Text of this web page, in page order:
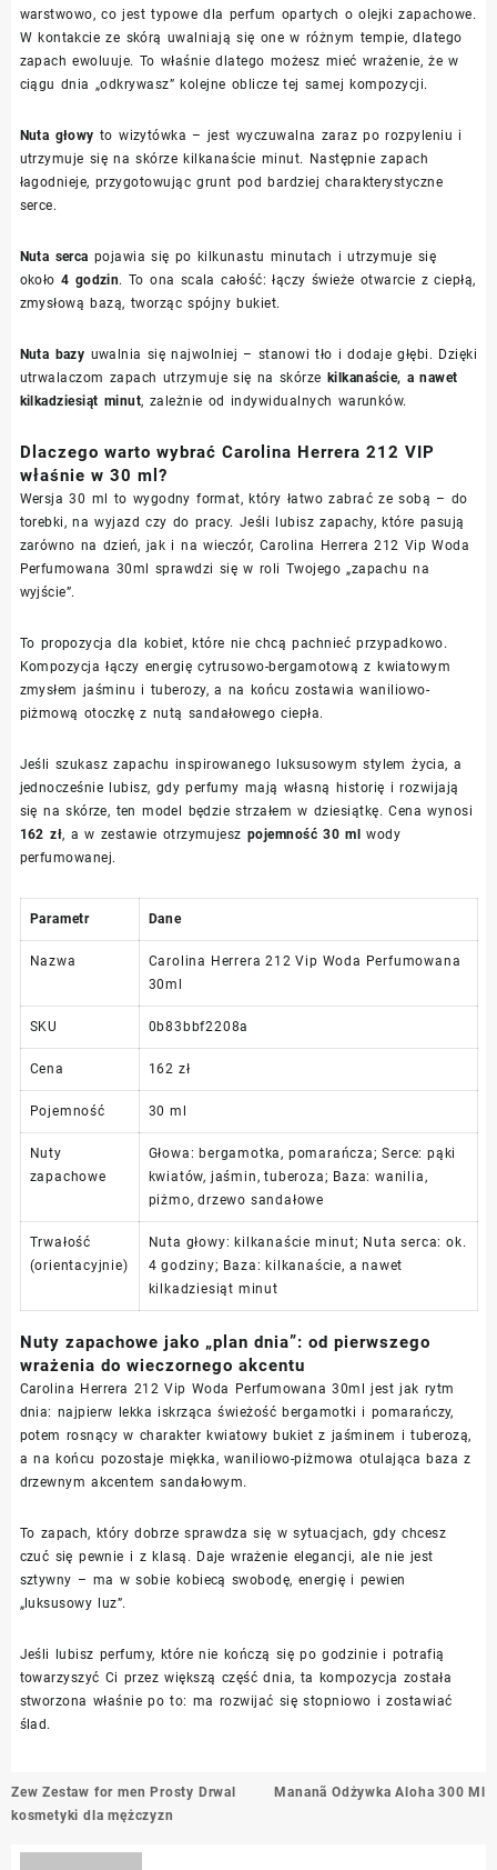
warstwowo, co jest typowe dla perfum opartych o olejki zapachowe.
W kontakcie ze skórą uwalniają się one w różnym tempie, dlatego
zapach ewoluuje. To właśnie dlatego możesz mieć wrażenie, że w
ciągu dnia „odkrywasz” kolejne oblicze tej samej kompozycji.
Nuta głowy to wizytówka – jest wyczuwalna zaraz po rozpyleniu i
utrzymuje się na skórze kilkanaście minut. Następnie zapach
łagodnieje, przygotowując grunt pod bardziej charakterystyczne
serce.
Nuta serca pojawia się po kilkunastu minutach i utrzymuje się
około 4 godzin. To ona scala całość: łączy świeże otwarcie z ciepłą,
zmysłową bazą, tworząc spójny bukiet.
Nuta bazy uwalnia się najwolniej – stanowi tło i dodaje głębi. Dzięki
utrwalaczom zapach utrzymuje się na skórze kilkanaście, a nawet
kilkadziesiąt minut, zależnie od indywidualnych warunków.
Dlaczego warto wybrać Carolina Herrera 212 VIP
właśnie w 30 ml?
Wersja 30 ml to wygodny format, który łatwo zabrać ze sobą – do
torebki, na wyjazd czy do pracy. Jeśli lubisz zapachy, które pasują
zarówno na dzień, jak i na wieczór, Carolina Herrera 212 Vip Woda
Perfumowana 30ml sprawdzi się w roli Twojego „zapachu na
wyjście”.
To propozycja dla kobiet, które nie chcą pachnieć przypadkowo.
Kompozycja łączy energię cytrusowo-bergamotową z kwiatowym
zmysłem jaśminu i tuberozy, a na końcu zostawia waniliowo-
piżmową otoczkę z nutą sandałowego ciepła.
Jeśli szukasz zapachu inspirowanego luksusowym stylem życia, a
jednocześnie lubisz, gdy perfumy mają własną historię i rozwijają
się na skórze, ten model będzie strzałem w dziesiątkę. Cena wynosi
162 zł, a w zestawie otrzymujesz pojemność 30 ml wody
perfumowanej.
Parametr Dane
Nazwa
Carolina Herrera 212 Vip Woda Perfumowana
30ml
SKU 0b83bbf2208a
Cena 162 zł
Pojemność 30 ml
Nuty
zapachowe
Głowa: bergamotka, pomarańcza; Serce: pąki
kwiatów, jaśmin, tuberoza; Baza: wanilia,
piżmo, drzewo sandałowe
Trwałość
(orientacyjnie)
Nuta głowy: kilkanaście minut; Nuta serca: ok.
4 godziny; Baza: kilkanaście, a nawet
kilkadziesiąt minut
Nuty zapachowe jako „plan dnia”: od pierwszego
wrażenia do wieczornego akcentu
Carolina Herrera 212 Vip Woda Perfumowana 30ml jest jak rytm
dnia: najpierw lekka iskrząca świeżość bergamotki i pomarańczy,
potem rosnący w charakter kwiatowy bukiet z jaśminem i tuberozą,
a na końcu pozostaje miękka, waniliowo-piżmowa otulająca baza z
drzewnym akcentem sandałowym.
To zapach, który dobrze sprawdza się w sytuacjach, gdy chcesz
czuć się pewnie i z klasą. Daje wrażenie elegancji, ale nie jest
sztywny – ma w sobie kobiecą swobodę, energię i pewien
„luksusowy luz”.
Jeśli lubisz perfumy, które nie kończą się po godzinie i potrafią
towarzyszyć Ci przez większą część dnia, ta kompozycja została
stworzona właśnie po to: ma rozwijać się stopniowo i zostawiać
ślad.
Nawigacja
wpisu
Zew Zestaw for men Prosty Drwal
kosmetyki dla mężczyzn
Mananã Odżywka Aloha 300 Ml